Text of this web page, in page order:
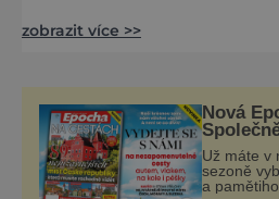
stávalo slovanské
vystřídali Slované, kteří
opevněné hradisko. Místo
zobrazit více >>
Nová
vlasti
Už máte v
sezoně
a